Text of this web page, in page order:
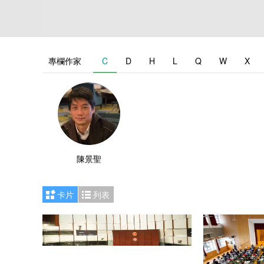
專欄作家 C D H L Q W X
陳景聖
卡片 列表